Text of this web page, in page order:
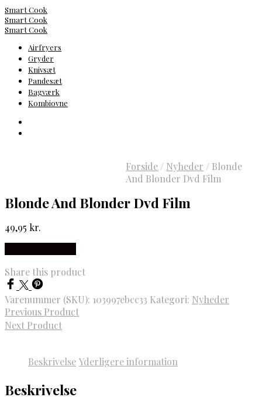
Smart Cook
Smart Cook
Smart Cook
Airfryers
Gryder
Knivsæt
Pandesæt
Bagværk
Kombiovne
Forside / Nyheder / Blonde
And Blonder Dvd Film
Blonde And Blonder Dvd Film
49,95 kr.
Share this product
Varenummer (SKU): 103997ebcc33 Kategori: Nyheder
Previous Product
Next Product
Beskrivelse Yderligere information
Beskrivelse